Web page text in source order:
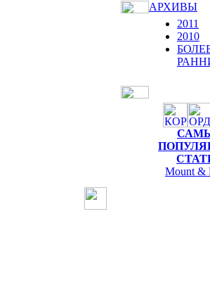
АРХИВЫ
2011
2010
Mount &